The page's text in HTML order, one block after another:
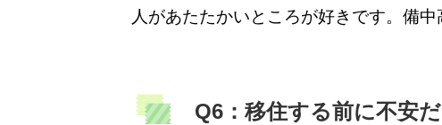
人があたたかいところが好きです。備中
Q6：移住する前に不安